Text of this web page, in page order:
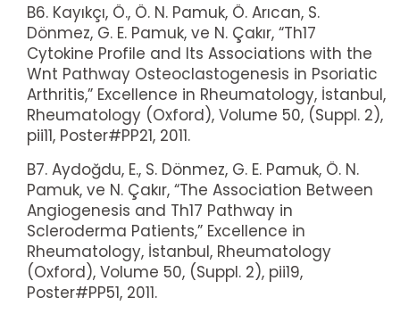
B6. Kayıkçı, Ö., Ö. N. Pamuk, Ö. Arıcan, S.
Dönmez, G. E. Pamuk, ve N. Çakır, “Th17
Cytokine Profile and Its Associations with the
Wnt Pathway Osteoclastogenesis in Psoriatic
Arthritis,” Excellence in Rheumatology, İstanbul,
Rheumatology (Oxford), Volume 50, (Suppl. 2),
pii11, Poster#PP21, 2011.
B7. Aydoğdu, E., S. Dönmez, G. E. Pamuk, Ö. N.
Pamuk, ve N. Çakır, “The Association Between
Angiogenesis and Th17 Pathway in
Scleroderma Patients,” Excellence in
Rheumatology, İstanbul, Rheumatology
(Oxford), Volume 50, (Suppl. 2), pii19,
Poster#PP51, 2011.